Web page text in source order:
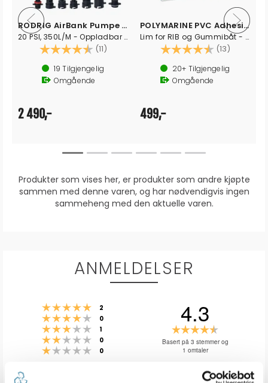
RODRIG AirBank Pumpe SUP/RIB/Gummibåt
20 PSI, 350L/M - Oppladbar - LCD display
Karakter: (11) 4.7 av 5 mulige
19 Tilgjengelig
Omgående
2 490,-
POLYMARINE PVC Adhesive - 250ml
Lim for RIB og Gummibåt - PVC
Karakter: (13)
20+ Tilgjengelig
Omgående
499,-
5 mulige
Produkter som vises her, er produkter som andre kjøpte
sammen med denne varen, og har nødvendigvis ingen
sammeheng med den aktuelle varen.
ANMELDELSER
Karakter: 5 av 5 mulige
2
Karakter: 4 av 5 mulige
0
Karakter: 3 av 5 mulige
1
Karakter: 2 av 5 mulige
0
Karakter: 1 av 5 mulige
0
4.3
4.3
mulige
Basert på 3 stemmer og
1 omtaler